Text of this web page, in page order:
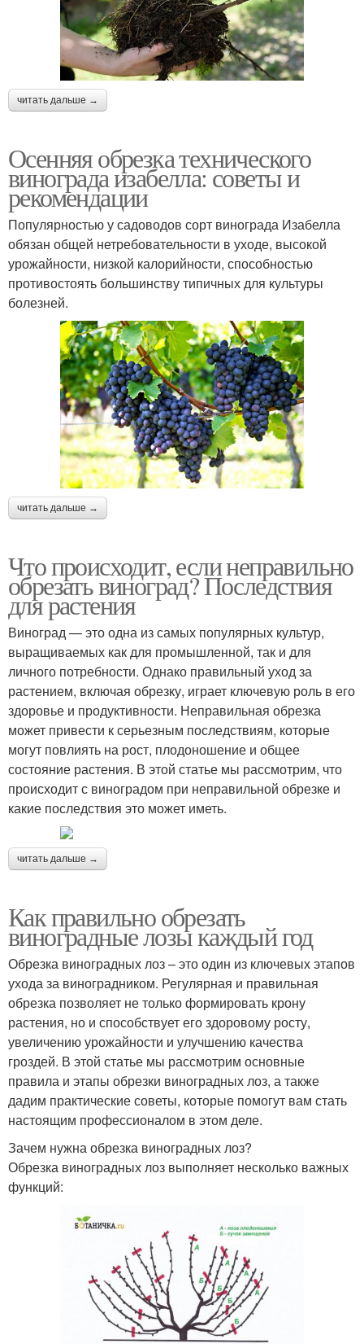
читать дальше →
Осенняя обрезка технического
винограда изабелла: советы и
рекомендации
Популярностью у садоводов сорт винограда Изабелла
обязан общей нетребовательности в уходе, высокой
урожайности, низкой калорийности, способностью
противостоять большинству типичных для культуры
болезней.
читать дальше →
Что происходит, если неправильно
обрезать виноград? Последствия
для растения
Виноград — это одна из самых популярных культур,
выращиваемых как для промышленной, так и для
личного потребности. Однако правильный уход за
растением, включая обрезку, играет ключевую роль в его
здоровье и продуктивности. Неправильная обрезка
может привести к серьезным последствиям, которые
могут повлиять на рост, плодоношение и общее
состояние растения. В этой статье мы рассмотрим, что
происходит с виноградом при неправильной обрезке и
какие последствия это может иметь.
читать дальше →
Как правильно обрезать
виноградные лозы каждый год
Обрезка виноградных лоз – это один из ключевых этапов
ухода за виноградником. Регулярная и правильная
обрезка позволяет не только формировать крону
растения, но и способствует его здоровому росту,
увеличению урожайности и улучшению качества
гроздей. В этой статье мы рассмотрим основные
правила и этапы обрезки виноградных лоз, а также
дадим практические советы, которые помогут вам стать
настоящим профессионалом в этом деле.
Зачем нужна обрезка виноградных лоз?
Обрезка виноградных лоз выполняет несколько важных
функций: